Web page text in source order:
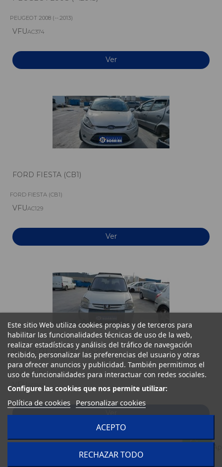
PEUGEOT 2008 (--.2013)
VFUAC374
Ver
FORD FIESTA (CB1)
FORD FIESTA (CB1)
VFUAC129
Ver
PEUGEOT PARTNER (S2)
PEUGEOT PARTNER (S2)
VFU AC840
Ver
Este sitio Web utiliza cookies propias y de terceros para
habilitar las funcionalidades técnicas de uso de la web,
realizar estadísticas y análisis del tráfico de navegación
recibido, personalizar las preferencias del usuario y otras
para ofrecer anuncios y publicidad. También permitimos el
uso de funcionalidades para interactuar con redes sociales.
Configure las cookies que nos permite utilizar:
Política de cookies Personalizar cookies
RECHAZAR TODO
ACEPTO